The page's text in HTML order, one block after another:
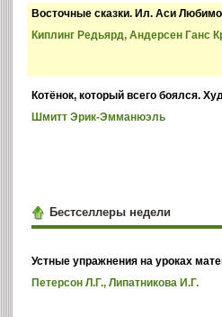
Восточные сказки. Ил. Аси
Киплинг Редьярд, Андерсен Ганс
Котёнок, который всего боялся.
Шмитт Эрик-Эмманюэль
Бестселлеры недели
Устные упражнения на уроках
Петерсон Л.Г., Липатникова И.Г.